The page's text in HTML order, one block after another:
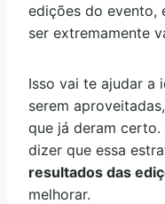
edições do evento,
ser extremamente
Isso vai te ajudar a
serem
que já deram certo.
dizer que essa
resultados das
melhorar.